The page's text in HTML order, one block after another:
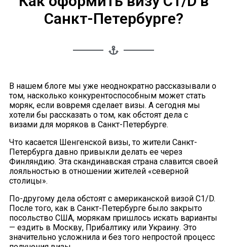
Санкт-Петербурге?
В нашем блоге мы уже неоднократно рассказывали о
том, насколько конкурентоспособным может стать
моряк, если вовремя сделает визы. А сегодня мы
хотели бы рассказать о том, как обстоят дела с
визами для моряков в Санкт-Петербурге.
Что касается Шенгенской визы, то жители Санкт-
Петербурга давно привыкли делать ее через
Финляндию. Эта скандинавская страна славится своей
лояльностью в отношении жителей «северной
столицы».
По-другому дела обстоят с американской визой C1/D.
После того, как в Санкт-Петербурге было закрыто
посольство США, морякам пришлось искать варианты
— ездить в Москву, Прибалтику или Украину. Это
значительно усложнила и без того непростой процесс